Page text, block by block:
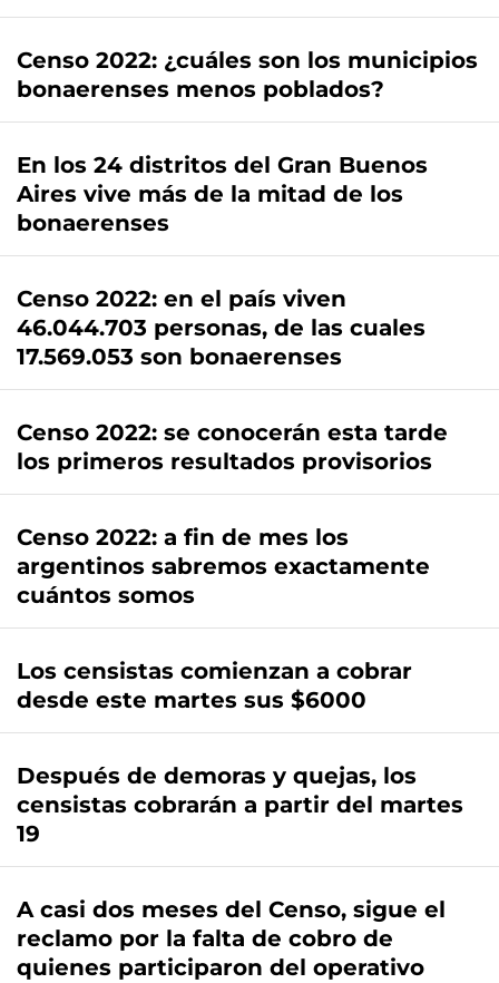
Censo 2022: ¿cuáles son los municipios
bonaerenses menos poblados?
En los 24 distritos del Gran Buenos
Aires vive más de la mitad de los
bonaerenses
Censo 2022: en el país viven
46.044.703 personas, de las cuales
17.569.053 son bonaerenses
Censo 2022: se conocerán esta tarde
los primeros resultados provisorios
Censo 2022: a fin de mes los
argentinos sabremos exactamente
cuántos somos
Los censistas comienzan a cobrar
desde este martes sus $6000
Después de demoras y quejas, los
censistas cobrarán a partir del martes
19
A casi dos meses del Censo, sigue el
reclamo por la falta de cobro de
quienes participaron del operativo